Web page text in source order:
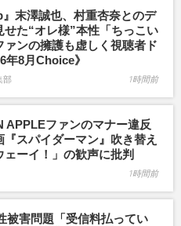
』末澤誠也、村重杏奈とのデ
せた“オレ様”本性「ちっこい
ァンの擁護も虚しく視聴者ド
年8月Choice》
部 1時間前
APPLEファンのマナー違反
『スパイダーマン』吹き替え
ェーイ！」の歓声に批判
1時間前
被害問題「受信料払ってい